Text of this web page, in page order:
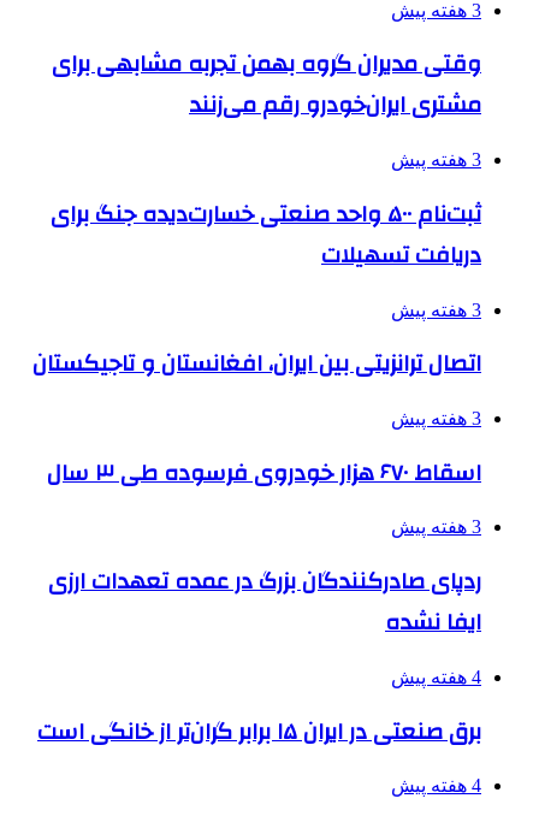
3 هفته پیش
وقتی مدیران گروه بهمن تجربه مشابهی برای
مشتری ایران‌خودرو رقم می‌زنند
3 هفته پیش
ثبت‌نام ۵۰۰ واحد صنعتی خسارت‌دیده جنگ برای
دریافت تسهیلات
3 هفته پیش
اتصال ترانزیتی بین ایران، افغانستان و تاجیکستان
3 هفته پیش
اسقاط ۶۷۰ هزار خودروی فرسوده طی ۳ سال
3 هفته پیش
ردپای صادرکنندگان بزرگ در عمده تعهدات ارزی
ایفا نشده
4 هفته پیش
برق صنعتی در ایران ۱۵ برابر گران‌تر از خانگی است
4 هفته پیش